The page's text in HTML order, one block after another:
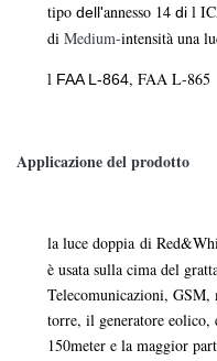
tipo dell'annesso 14 di l
di Medium-intensità una
l FAA L-864, FAA L-865
Applicazione del prodotto
la luce doppia di
è usata sulla cima del
Telecomunicazioni,
torre, il generatore eolico,
150meter e la maggior